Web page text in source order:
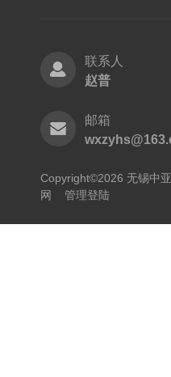
联系人
赵普
邮箱
Copyright©2026 无锡中
网
管理登陆